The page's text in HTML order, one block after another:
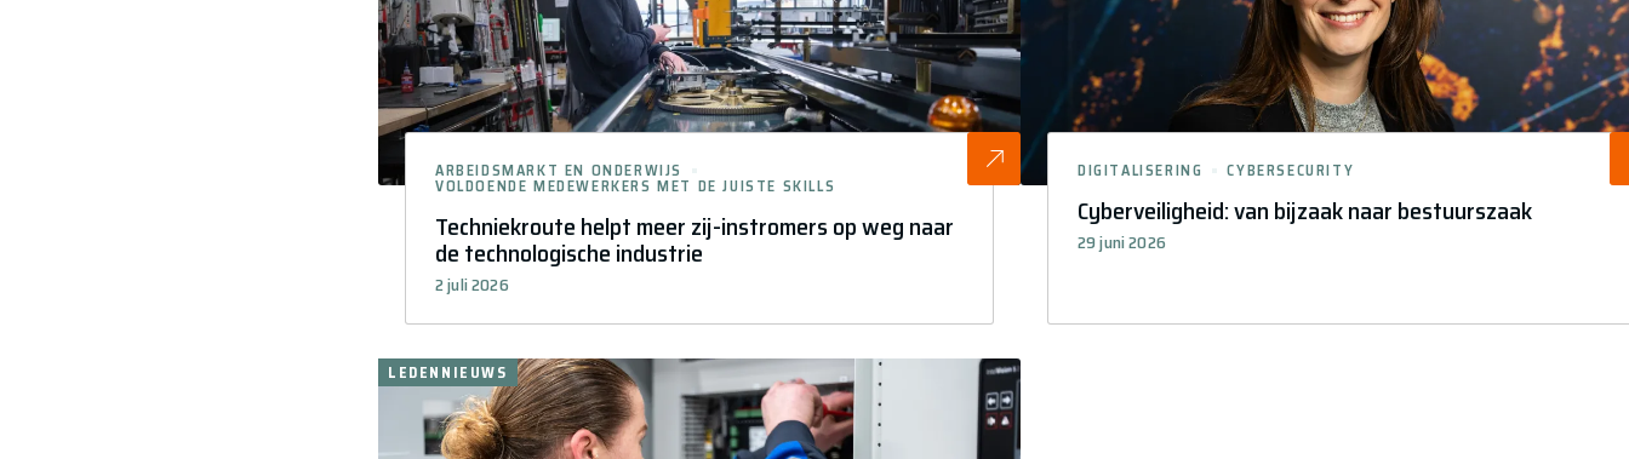
Techniekroute helpt meer zij-instromers op weg naar
de technologische industrie
2 juli 2026
ARBEIDSMARKT EN ONDERWIJS
VOLDOENDE MEDEWERKERS MET DE JUISTE SKILLS
Cyberveiligheid: van bijzaak naar bestuurszaak
29 juni 2026
DIGITALISERING CYBERSECURITY
LEDENNIEUWS